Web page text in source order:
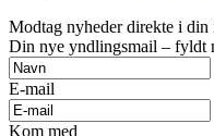
Modtag nyheder direkte i din
Din nye yndlingsmail – fyldt
E-mail
Kom med